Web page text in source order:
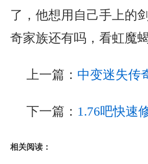
了，他想用自己手上的
奇家族还有吗，看虹魔
上一篇： 中变迷失传
下一篇： 1.76吧快速
相关阅读：